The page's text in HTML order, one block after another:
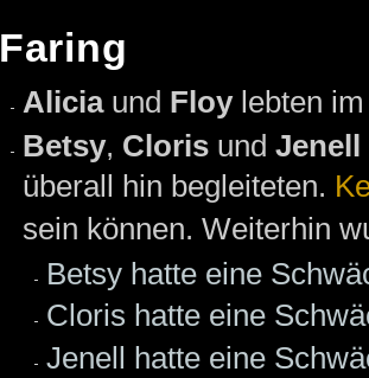
Faring
Aliciaund Floylebten im
Betsy, Cloris und Jenell
überall hin begleiteten.
sein können. Weiterhin
Betsy hatte eine
Cloris hatte eine
Jenell hatte eine